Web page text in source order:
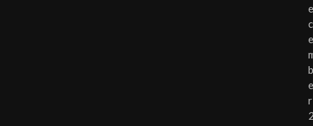
c
r